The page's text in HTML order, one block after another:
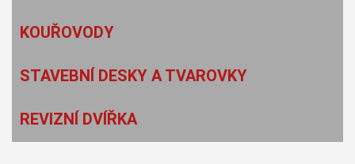
KOUŘOVODY
STAVEBNÍ DESKY A TVAROVKY
REVIZNÍ DVÍŘKA